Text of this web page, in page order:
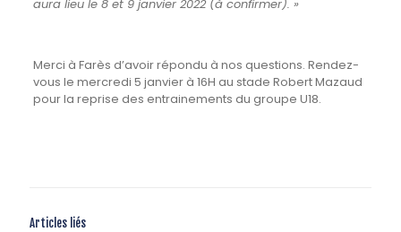
aura lieu le 8 et 9 janvier 2022 (à confirmer). »
Merci à Farès d’avoir répondu à nos questions. Rendez-
vous le mercredi 5 janvier à 16H au stade Robert Mazaud
pour la reprise des entrainements du groupe U18.
Articles liés